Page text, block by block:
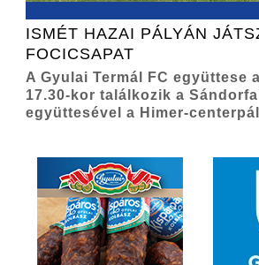
ISMÉT HAZAI PÁLYÁN
FOCICSAPAT
A Gyulai Termál FC együttese
17.30-kor találkozik a
együttesével a Himer-